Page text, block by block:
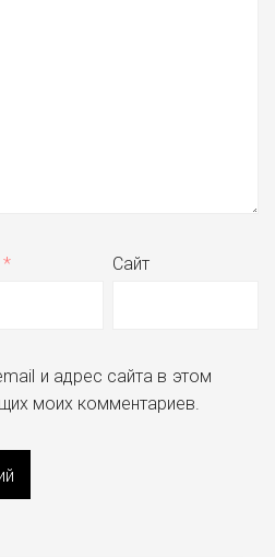
* Сайт
и адрес сайта в этом
моих комментариев.